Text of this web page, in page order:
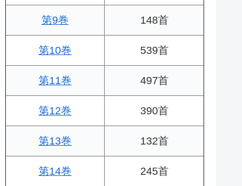
第9巻 148首
第10巻 539首
第11巻 497首
第12巻 390首
第13巻 132首
第14巻 245首